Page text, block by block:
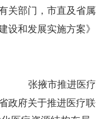
关部门，市直及省属
设和发展实施方案
张掖市推进医
政府关于推进医疗